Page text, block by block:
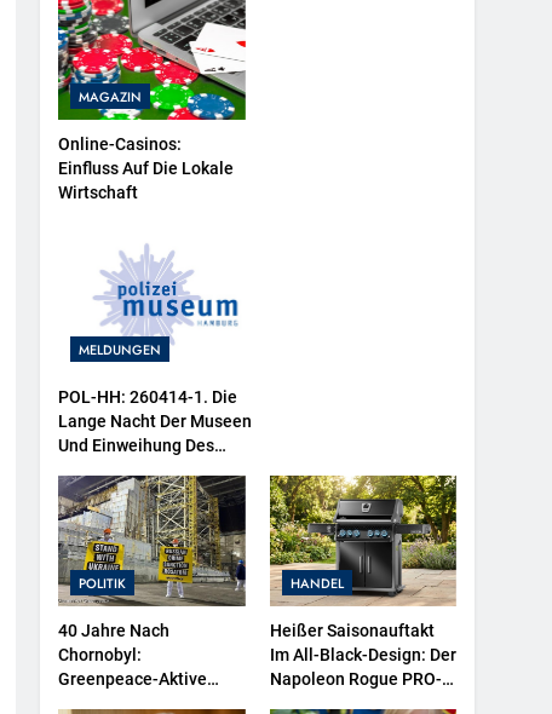
MAGAZIN
Online-Casinos:
Einfluss Auf Die Lokale
Wirtschaft
MELDUNGEN
POL-HH: 260414-1. Die
Lange Nacht Der Museen
Und Einweihung Des
Sowie Neuer
Ausstellungsbereiche Im
Polizeimuseum Hamburg
POLITIK
40 Jahre Nach
Chornobyl:
Greenpeace-Aktive
HANDEL
Heißer Saisonauftakt
Im All-Black-Design: Der
Napoleon Rogue PRO-S